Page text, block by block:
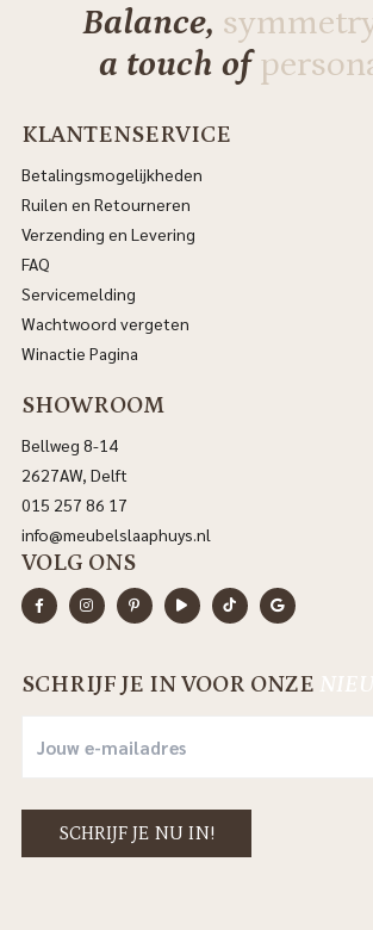
Balance,
a touch of
KLANTENSERVICE
Betalingsmogelijkheden
Ruilen en Retourneren
Verzending en Levering
FAQ
Servicemelding
Wachtwoord vergeten
Winactie Pagina
SHOWROOM
Bellweg 8-14
2627AW, Delft
015 257 86 17
info@meubelslaaphuys.nl
VOLG ONS
SCHRIJF JE IN VOOR ONZE